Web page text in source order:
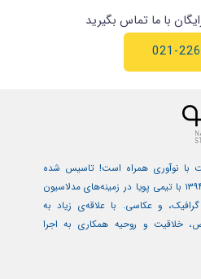
با ما تماس بگیرید
021-
با نوآوری همراه است! تاسیس شده
توسط مهرداد صالحی در سال ۱۳۹۴ با تیمی پویا در زمینه‌های مدلاسیون
و عکاسی. با علاقه‌ی زیاد به
خلاقیت و روحیه همکاری به اجرا